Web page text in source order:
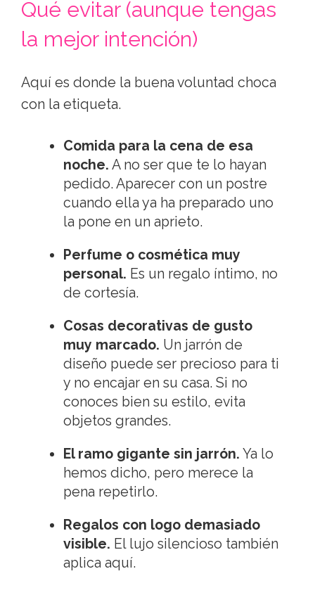
Qué evitar (aunque tengas
la mejor intención)
Aquí es donde la buena voluntad choca
con la etiqueta.
Comida para la cena de esa
noche. A no ser que te lo hayan
pedido. Aparecer con un postre
cuando ella ya ha preparado uno
la pone en un aprieto.
Perfume o cosmética muy
personal. Es un regalo íntimo, no
de cortesía.
Cosas decorativas de gusto
muy marcado. Un jarrón de
diseño puede ser precioso para ti
y no encajar en su casa. Si no
conoces bien su estilo, evita
objetos grandes.
El ramo gigante sin jarrón. Ya lo
hemos dicho, pero merece la
pena repetirlo.
Regalos con logo demasiado
visible. El lujo silencioso también
aplica aquí.